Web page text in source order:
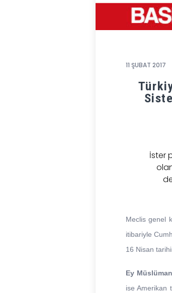
11 ŞUBAT 2017
İster
Meclis genel
itibariyle
16 Nisan
Ey
ise Amerikan